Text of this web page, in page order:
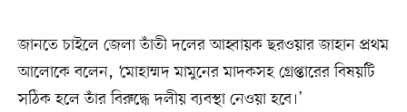
জানতে চাইলে জেলা তাঁতী দলের আহ্বায়ক ছরওয়ার জাহান প্রথম
আলোকে বলেন, ‘মোহাম্মদ মামুনের মাদকসহ গ্রেপ্তারের বিষয়টি
সঠিক হলে তাঁর বিরুদ্ধে দলীয় ব্যবস্থা নেওয়া হবে।’